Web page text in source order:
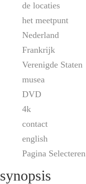
de locaties
het meetpunt
Nederland
Frankrijk
Verenigde Staten
musea
DVD
4k
contact
english
Pagina Selecteren
synopsis